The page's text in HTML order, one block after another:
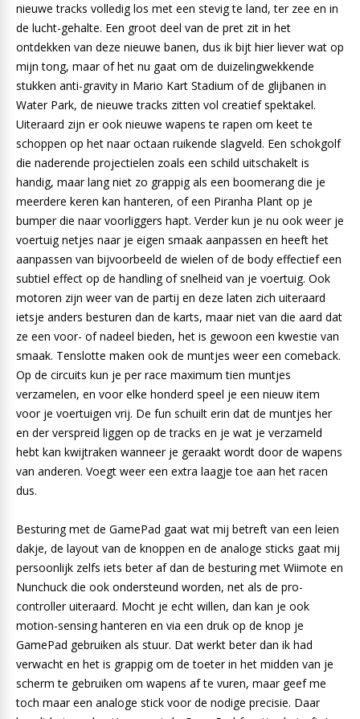
nieuwe tracks volledig los met een stevig te land, ter zee en in
de lucht-gehalte. Een groot deel van de pret zit in het
ontdekken van deze nieuwe banen, dus ik bijt hier liever wat op
mijn tong, maar of het nu gaat om de duizelingwekkende
stukken anti-gravity in Mario Kart Stadium of de glijbanen in
Water Park, de nieuwe tracks zitten vol creatief spektakel.
Uiteraard zijn er ook nieuwe wapens te rapen om keet te
schoppen op het naar octaan ruikende slagveld. Een schokgolf
die naderende projectielen zoals een schild uitschakelt is
handig, maar lang niet zo grappig als een boomerang die je
meerdere keren kan hanteren, of een Piranha Plant op je
bumper die naar voorliggers hapt. Verder kun je nu ook weer je
voertuig netjes naar je eigen smaak aanpassen en heeft het
aanpassen van bijvoorbeeld de wielen of de body effectief een
subtiel effect op de handling of snelheid van je voertuig. Ook
motoren zijn weer van de partij en deze laten zich uiteraard
ietsje anders besturen dan de karts, maar niet van die aard dat
ze een voor- of nadeel bieden, het is gewoon een kwestie van
smaak. Tenslotte maken ook de muntjes weer een comeback.
Op de circuits kun je per race maximum tien muntjes
verzamelen, en voor elke honderd speel je een nieuw item
voor je voertuigen vrij. De fun schuilt erin dat de muntjes her
en der verspreid liggen op de tracks en je wat je verzameld
hebt kan kwijtraken wanneer je geraakt wordt door de wapens
van anderen. Voegt weer een extra laagje toe aan het racen
dus.
Besturing met de GamePad gaat wat mij betreft van een leien
dakje, de layout van de knoppen en de analoge sticks gaat mij
persoonlijk zelfs iets beter af dan de besturing met Wiimote en
Nunchuck die ook ondersteund worden, net als de pro-
controller uiteraard. Mocht je echt willen, dan kan je ook
motion-sensing hanteren en via een druk op de knop je
GamePad gebruiken als stuur. Dat werkt beter dan ik had
verwacht en het is grappig om de toeter in het midden van je
scherm te gebruiken om wapens af te vuren, maar geef me
toch maar een analoge stick voor de nodige precisie. Daar